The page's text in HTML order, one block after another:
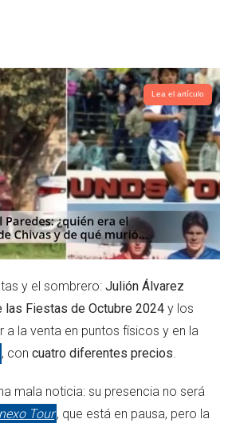
Lea el artículo
y el sombrero: Julión Álvarez
las Fiestas de Octubre 2024 y los
a la venta en puntos físicos y en la
, concuatro diferentes precios.
mala noticia: su presencia no será
Tour , que está en pausa, pero la